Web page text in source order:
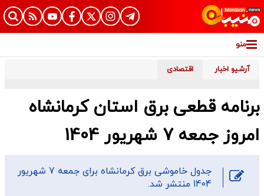
منو
آرشیو اخبار اقتصادی
برنامه قطعی برق استان کرمانشاه
امروز جمعه 7 شهریور 1404
جدول خاموشی برق کرمانشاه برای جمعه 7 شهریور
1404 منتشر شد.